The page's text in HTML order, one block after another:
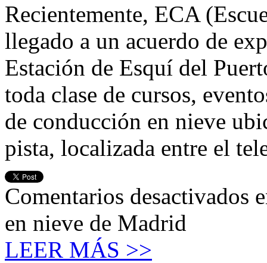
Recientemente, ECA
llegado a un acuerdo de
Estación de Esquí del
toda clase de cursos,
de conducción en nieve
pista, localizada entre el
Comentarios desactivados
en nieve de Madrid
LEER MÁS >>